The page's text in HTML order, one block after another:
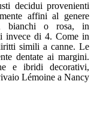
decidui provenienti
affini al genere
bianchi o rosa, in
invece di 4. Come in
simili a canne. Le
dentate ai margini.
e ibridi decorativi,
Lémoine a Nancy